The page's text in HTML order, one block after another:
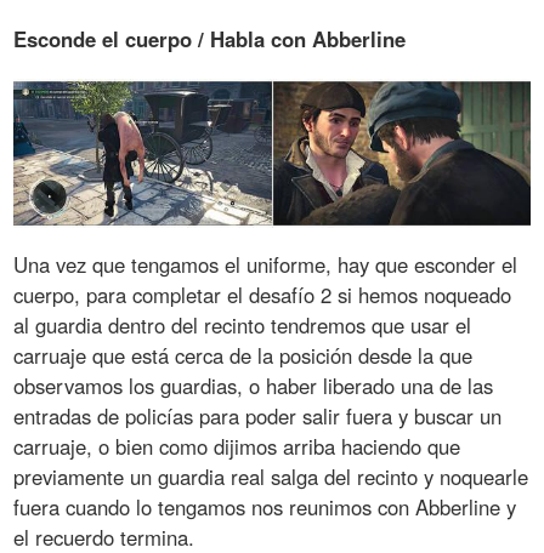
Esconde el cuerpo / Habla con Abberline
Una vez que tengamos el uniforme, hay que esconder el
cuerpo, para completar el desafío 2 si hemos noqueado
al guardia dentro del recinto tendremos que usar el
carruaje que está cerca de la posición desde la que
observamos los guardias, o haber liberado una de las
entradas de policías para poder salir fuera y buscar un
carruaje, o bien como dijimos arriba haciendo que
previamente un guardia real salga del recinto y noquearle
fuera cuando lo tengamos nos reunimos con Abberline y
el recuerdo termina.